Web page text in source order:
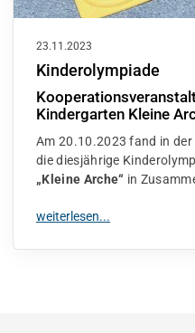
23.11.2023
Kinderolympiade
Kindergarten Kleine
Am 20.10.2023 fand in
die diesjährige
„Kleine Arche“ in